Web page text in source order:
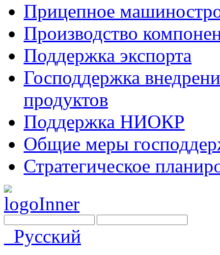
Прицепное
Производство
Поддержка экспорта
Господдержка
продуктов
Поддержка НИОКР
Общие меры
Стратегическое
Русский